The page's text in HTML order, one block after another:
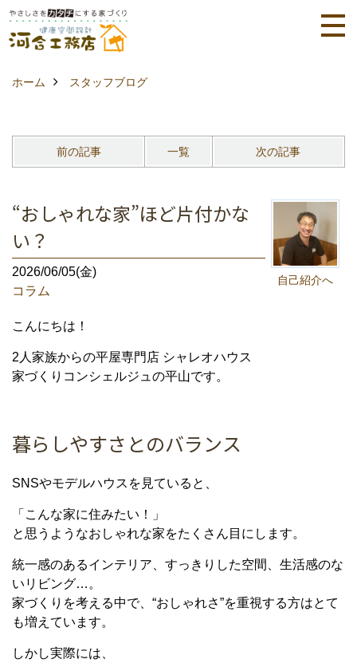
ホーム スタッフブログ
前の記事 一覧 次の記事
自己紹介へ
“おしゃれな家”ほど片付かな
い？
2026/06/05(金)
コラム
こんにちは！
2人家族からの平屋専門店 シャレオハウス
家づくりコンシェルジュの平山です。
暮らしやすさとのバランス
SNSやモデルハウスを見ていると、
「こんな家に住みたい！」
と思うようなおしゃれな家をたくさん目にします。
統一感のあるインテリア、すっきりした空間、生活感のな
いリビング…。
家づくりを考える中で、“おしゃれさ”を重視する方はとて
も増えています。
しかし実際には、